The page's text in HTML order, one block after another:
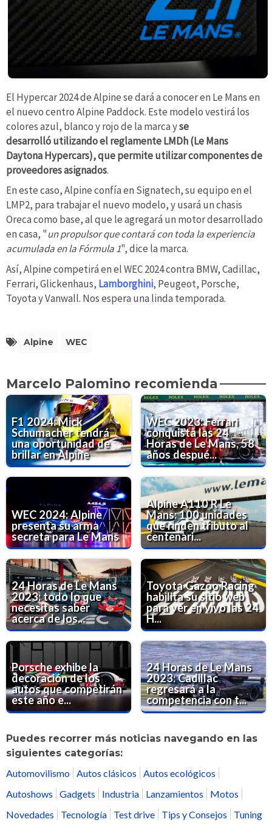
El Hypercar 2024 de Alpine se dará a conocer en Le Mans en
el nuevo centro Alpine Paddock. Este modelo vestirá los
colores azul, blanco y rojo de la marca yse
desarrolló utilizando el reglamente LMDh (Le Mans
Daytona Hypercars), que permite utilizar componentes de
proveedores asignados.
En este caso, Alpine confía en Signatech, su equipo en el
LMP2, para trabajar el nuevo modelo, y usará un chasis
Oreca como base, al que le agregará un motor desarrollado
en casa, "un propulsor que contará con toda la experiencia
acumulada en la Fórmula 1", dice la marca.
Así, Alpine competirá en el WEC 2024 contra BMW, Cadillac,
Ferrari, Glickenhaus, Lamborghini, Peugeot, Porsche,
Toyota y Vanwall. Nos espera una linda temporada.
Alpine WEC
Marcelo Palomino recomienda
F1 2024: Mick
Schumacher tendrá
una oportunidad de
brillar en Alpine
WEC 2023: Ferrari
conquista las 24
Horas de Le Mans, 58
años despué...
WEC 2024: Alpine
presenta su arma
secreta para Le Mans
Alpine A110 R Le
Mans: 100 unidades
que rinden tributo al
centenari...
24 Horas de Le Mans
2023: todo lo que
necesitas saber
acerca de los...
Toyota Gazoo Racing
habilita su sitio web
para ver en vivo las 24
H...
Porsche exhibe la
decoración de los
autos que competirán
este año e...
24 Horas de Le Mans
2023: Cadillac
regresará a la
competencia con t...
Puedes recorrer más noticias navegando en las
siguientes categorías:
Automovilismo
Autos clásicos
Autos ecológicos
Autoshows
Gadgets Industria Lanzamientos
Motos
Novedades
Tecnología Test drive Tips y Consejos Tuning